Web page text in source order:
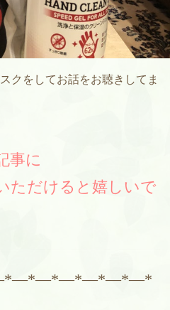
クをしてお話をお聴きしてま
事に
ただけると嬉しいで